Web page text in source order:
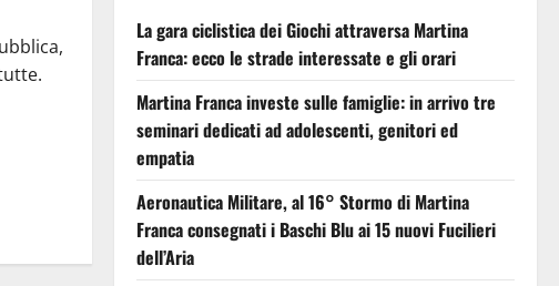
La gara ciclistica dei Giochi attraversa Martina
Franca: ecco le strade interessate e gli orari
Martina Franca investe sulle famiglie: in arrivo tre
seminari dedicati ad adolescenti, genitori ed
empatia
Aeronautica Militare, al 16° Stormo di Martina
Franca consegnati i Baschi Blu ai 15 nuovi Fucilieri
dell’Aria